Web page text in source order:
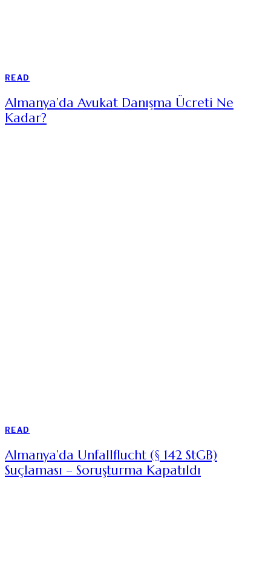
READ
Almanya’da Avukat Danışma Ücreti Ne
Kadar?
READ
Almanya’da Unfallflucht (§ 142 StGB)
Suçlaması – Soruşturma Kapatıldı